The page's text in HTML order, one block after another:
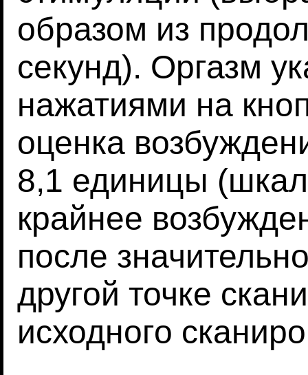
образом из
секунд). Оргазм
нажатиями на
оценка
8,1 единицы
крайнее
после
другой точке
исходного